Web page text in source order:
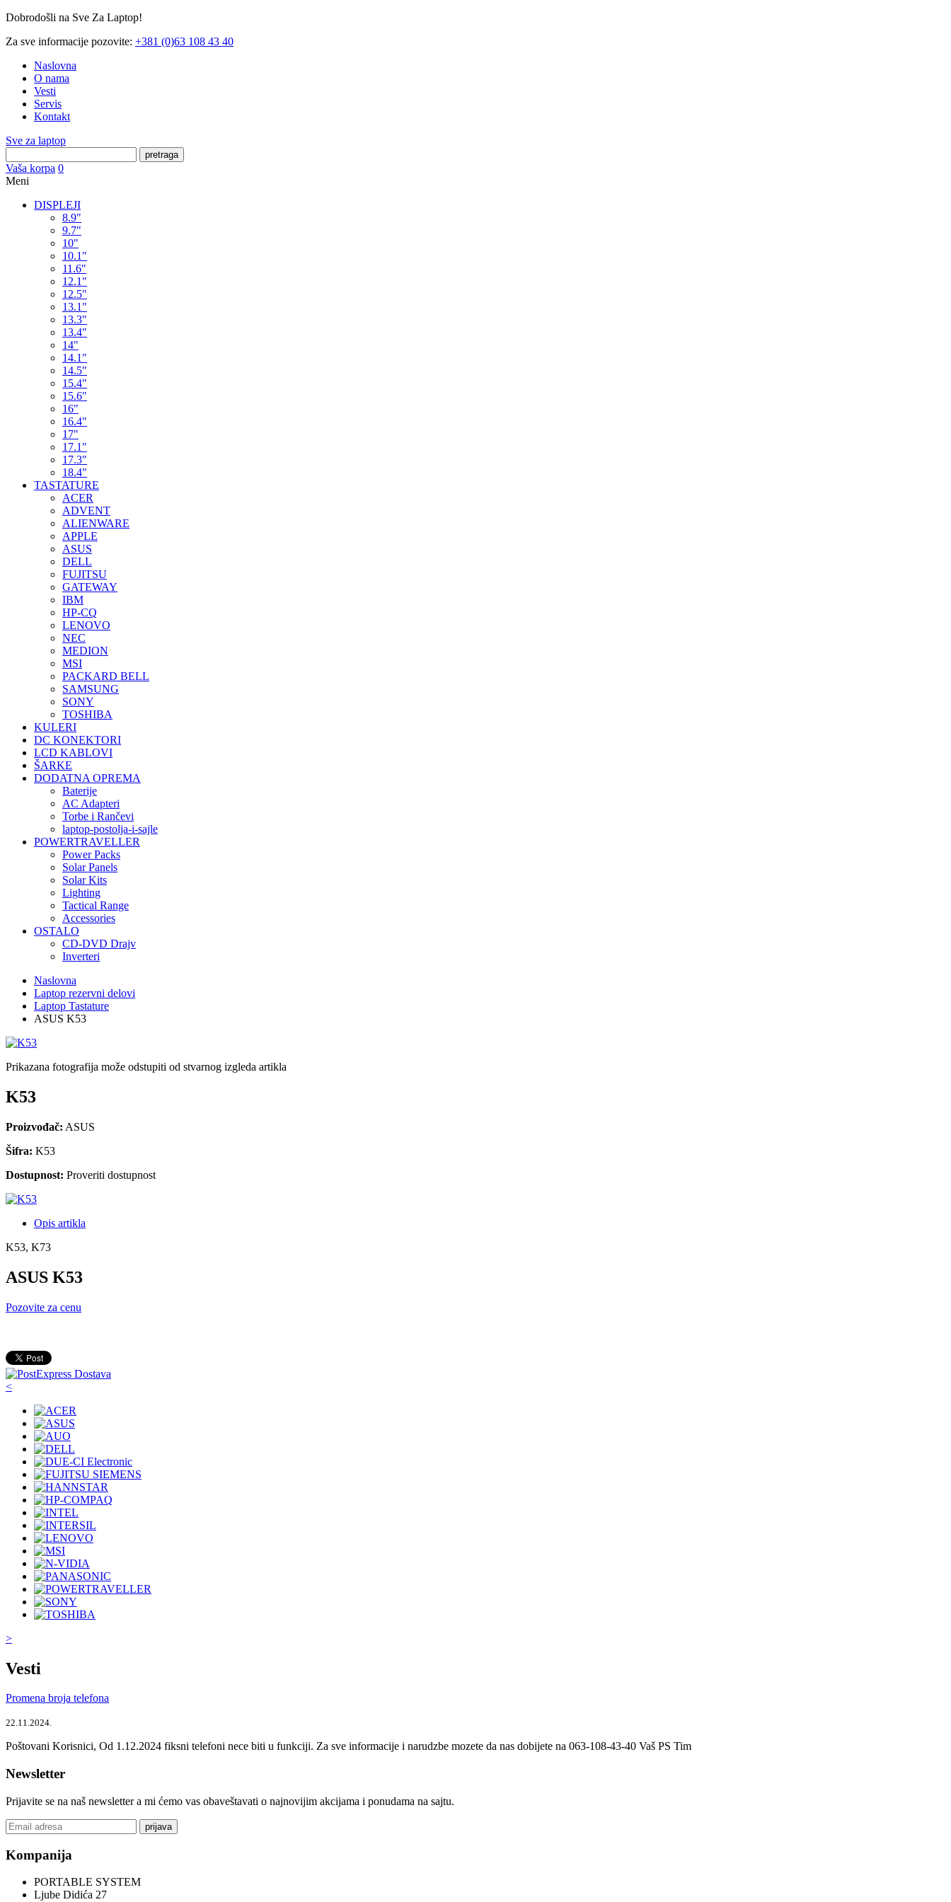
Dobrodošli na Sve Za Laptop!
Za sve informacije pozovite: +381 (0)63 108 43 40
Naslovna
O nama
Vesti
Servis
Kontakt
Sve za laptop
pretraga
Vaša korpa 0
Meni
DISPLEJI
8.9"
9.7"
10"
10.1"
11.6"
12.1"
12.5"
13.1"
13.3"
13.4"
14"
14.1"
14.5"
15.4"
15.6"
16"
16.4"
17"
17.1"
17.3"
18.4"
TASTATURE
ACER
ADVENT
ALIENWARE
APPLE
ASUS
DELL
FUJITSU
GATEWAY
IBM
HP-CQ
LENOVO
NEC
MEDION
MSI
PACKARD BELL
SAMSUNG
SONY
TOSHIBA
KULERI
DC KONEKTORI
LCD KABLOVI
ŠARKE
DODATNA OPREMA
Baterije
AC Adapteri
Torbe i Rančevi
laptop-postolja-i-sajle
POWERTRAVELLER
Power Packs
Solar Panels
Solar Kits
Lighting
Tactical Range
Accessories
OSTALO
CD-DVD Drajv
Inverteri
Naslovna
Laptop rezervni delovi
Laptop Tastature
ASUS K53
Prikazana fotografija može odstupiti od stvarnog izgleda artikla
K53
Proizvođač: ASUS
Šifra: K53
Dostupnost: Proveriti dostupnost
Opis artikla
K53, K73
ASUS K53
Pozovite za cenu
<
>
Vesti
Promena broja telefona
22.11.2024.
Poštovani Korisnici, Od 1.12.2024 fiksni telefoni nece biti u funkciji. Za sve informacije i narudzbe mozete da nas dobijete na 063-108-43-40 Vaš PS Tim
Newsletter
Prijavite se na naš newsletter a mi ćemo vas obaveštavati o najnovijim akcijama i ponudama na sajtu.
prijava
Kompanija
PORTABLE SYSTEM
Ljube Didića 27